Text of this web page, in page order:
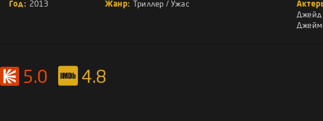
Год: 2013 Жанр: Триллер / Ужас
Джейд
5.0 4.8